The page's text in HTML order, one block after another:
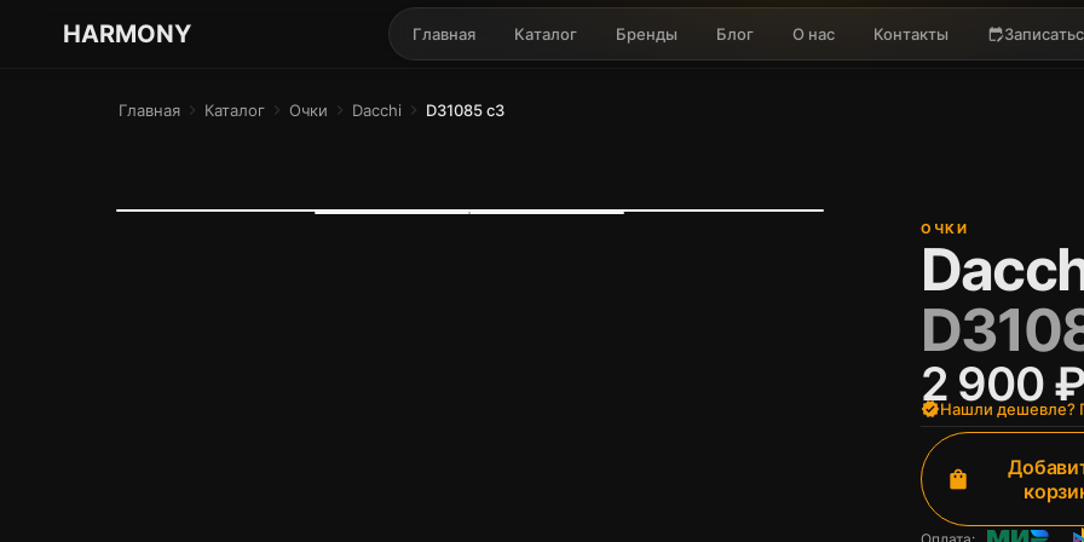
ГАРМОНИЯ ГЛАЗ
HARMONY Главная Каталог Бренды Блог О нас Контакты edit_calendar
Главная chevron_right Каталог chevron_right Очки chevron_right Dacchi chevron_right D31085 c3
ОЧКИ
2 900 ₽
verifiedНашли дешевле?
shopping_bag
Оплата: